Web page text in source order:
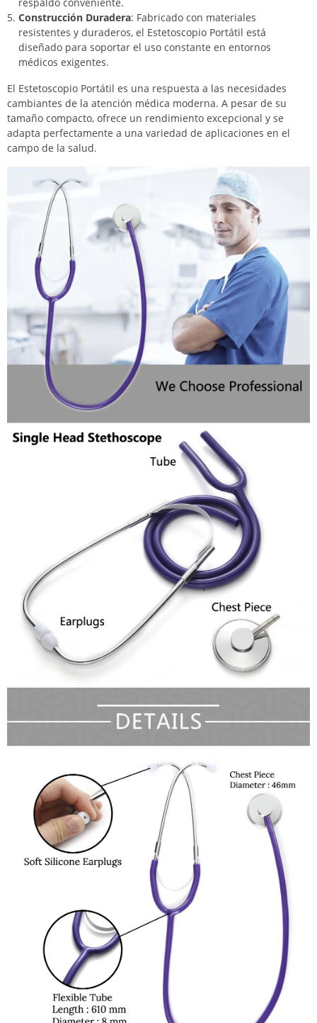
Construcción Duradera: Fabricado con materiales
resistentes y duraderos, el Estetoscopio Portátil está
diseñado para soportar el uso constante en entornos
médicos exigentes.
El Estetoscopio Portátil es una respuesta a las necesidades
cambiantes de la atención médica moderna. A pesar de su
tamaño compacto, ofrece un rendimiento excepcional y se
adapta perfectamente a una variedad de aplicaciones en el
campo de la salud.